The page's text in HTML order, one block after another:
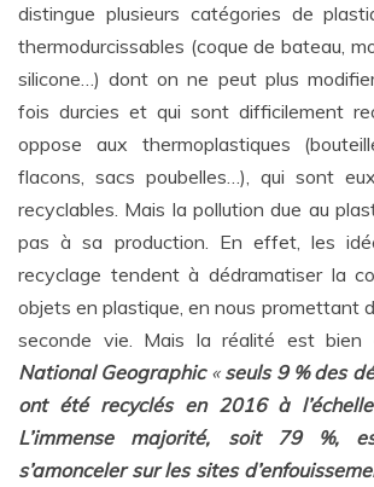
distingue plusieurs catégories de
thermodurcissables (coque de bateau,
silicone…) dont on ne peut plus modifier
fois durcies et qui sont difficilement
oppose aux thermoplastiques
flacons, sacs poubelles…), qui sont
recyclables. Mais la pollution due au
pas à sa production. En effet, les
recyclage tendent à dédramatiser la
objets en plastique, en nous promettant
seconde vie. Mais la réalité est bien
National Geographic « seuls 9 % des
ont été recyclés en 2016 à
L’immense majorité, soit 79 %,
s’amonceler sur les sites